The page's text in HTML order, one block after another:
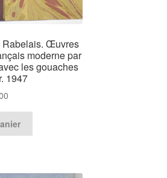
Rabelais. Œuvres
moderne par
les gouaches
1947